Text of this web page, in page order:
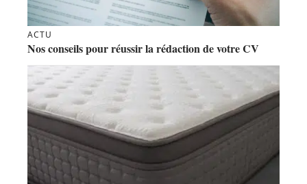
ACTU
Nos conseils pour réussir la rédaction de votre CV